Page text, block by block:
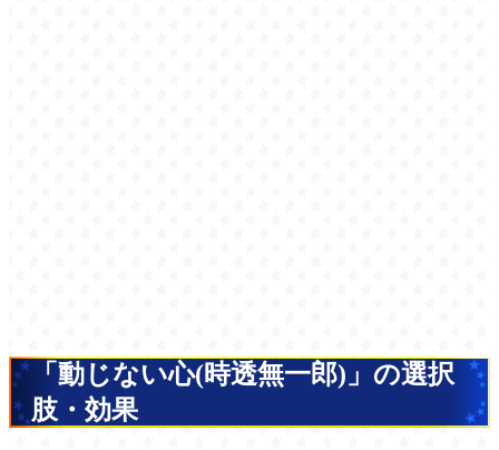
「動じない心(時透無一郎)」の選択
肢・効果